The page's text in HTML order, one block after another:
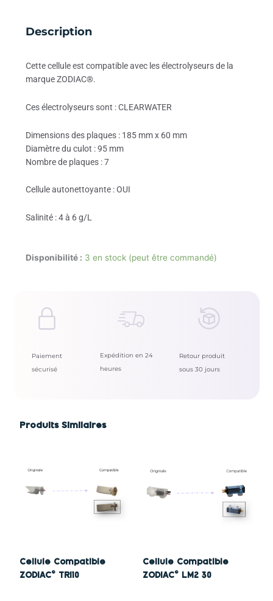
Description
Cette cellule est compatible avec les électrolyseurs de la
marque ZODIAC®.
Ces électrolyseurs sont : CLEARWATER
Dimensions des plaques : 185 mm x 60 mm
Diamètre du culot : 95 mm
Nombre de plaques : 7
Cellule autonettoyante : OUI
Salinité : 4 à 6 g/L
Disponibilité : 3 en stock (peut être commandé)
Paiement
sécurisé
Expédition en 24
heures
Retour produit
sous 30 jours
Produits Similaires
Cellule Compatible
ZODIAC© TRI10
Cellule Compatible
ZODIAC© LM2 30